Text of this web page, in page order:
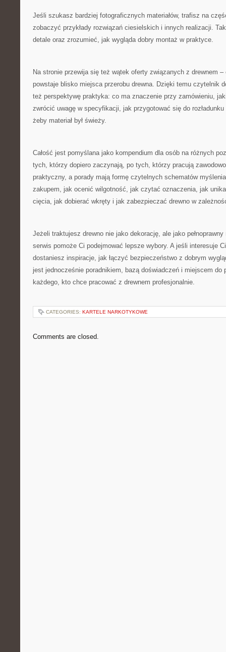
Jeśli szukasz bardziej fotograficznych materiałów, trafisz na
zobaczyć przykłady rozwiązań ciesielskich i innych realizacji.
detale oraz zrozumieć, jak wygląda dobry montaż w praktyce.
Na stronie przewija się też wątek oferty związanych z drewnem
powstaje blisko miejsca przerobu drewna. Dzięki temu czytelnik
też perspektywę praktyka: co ma znaczenie przy zamówieniu,
zwrócić uwagę w specyfikacji, jak przygotować się do rozładunku
żeby materiał był świeży.
Całość jest pomyślana jako kompendium dla osób na różnych
tych, którzy dopiero zaczynają, po tych, którzy pracują
praktyczny, a porady mają formę czytelnych schematów
zakupem, jak ocenić wilgotność, jak czytać oznaczenia, jak
cięcia, jak dobierać wkręty i jak zabezpieczać drewno w
Jeżeli traktujesz drewno nie jako dekorację, ale jako
serwis pomoże Ci podejmować lepsze wybory. A jeśli interesuje
dostaniesz inspiracje, jak łączyć bezpieczeństwo z dobrym
jest jednocześnie poradnikiem, bazą doświadczeń i miejscem do
każdego, kto chce pracować z drewnem profesjonalnie.
CATEGORIES: KARTELE NARKOTYKOWE
Comments are closed.